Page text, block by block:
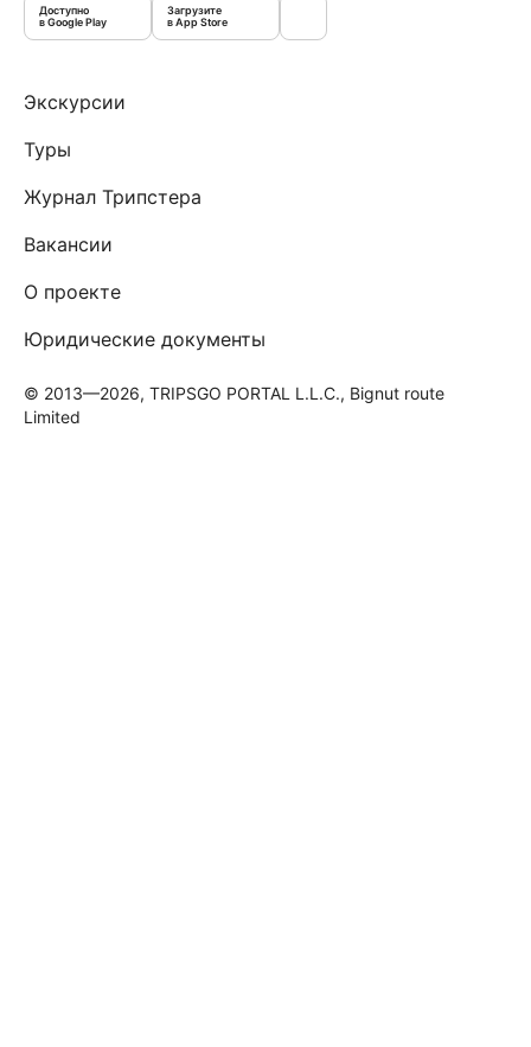
Доступно
в Google Play
Загрузите
в App Store
Экскурсии
Туры
Журнал Трипстера
Вакансии
О проекте
Юридические документы
© 2013—2026, TRIPSGO PORTAL L.L.C., Bignut route
Limited